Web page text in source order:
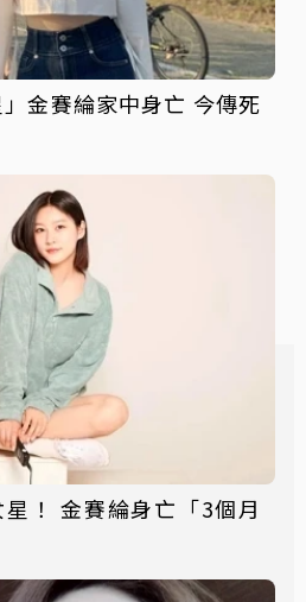
金賽綸家中身亡 今傳死
！ 金賽綸身亡「3個月